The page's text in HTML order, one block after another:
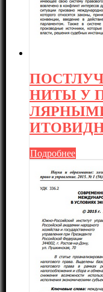
НИТЫ У
Подробнее